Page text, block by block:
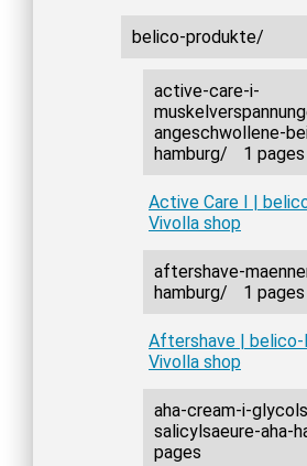
belico-produkte/
active-care-i-
angeschwollene-
hamburg/
1 pages
Active Care I |
Vivolla shop
aftershave-
hamburg/
1 pages
Aftershave |
Vivolla shop
aha-cream-i-
salicylsaeure-aha-
pages